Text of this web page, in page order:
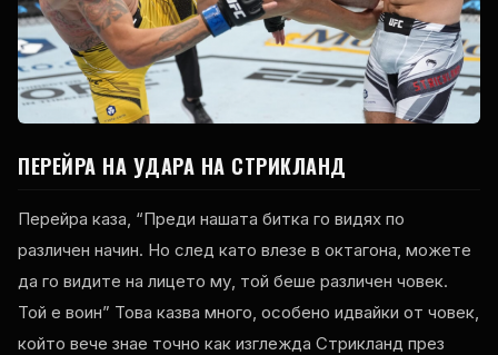
ПЕРЕЙРА НА УДАРА НА СТРИКЛАНД
Перейра каза, “Преди нашата битка го видях по
различен начин. Но след като влезе в октагона, можете
да го видите на лицето му, той беше различен човек.
Той е воин” Това казва много, особено идвайки от човек,
който вече знае точно как изглежда Стрикланд през